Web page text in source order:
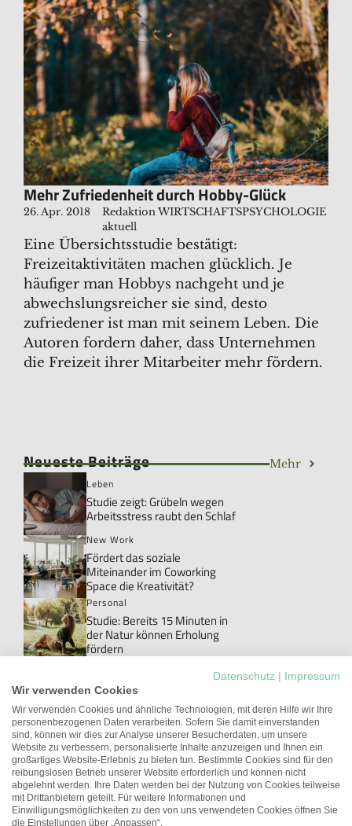
Mehr Zufriedenheit durch Hobby-Glück
26. Apr. 2018
Redaktion WIRTSCHAFTSPSYCHOLOGIE
aktuell
Eine Übersichtsstudie bestätigt:
Freizeitaktivitäten machen glücklich. Je
häufiger man Hobbys nachgeht und je
abwechslungsreicher sie sind, desto
zufriedener ist man mit seinem Leben. Die
Autoren fordern daher, dass Unternehmen
die Freizeit ihrer Mitarbeiter mehr fördern.
Neueste Beiträge Mehr
Leben
Studie zeigt: Grübeln wegen
Arbeitsstress raubt den Schlaf
New Work
Fördert das soziale
Miteinander im Coworking
Space die Kreativität?
Personal
Studie: Bereits 15 Minuten in
der Natur können Erholung
fördern
Danke!: Das Wort, das im Job
meistens ungesagt bleibt
New Work
Studie: Workations können die
Arbeitgeberattraktivität
erhöhen
Führung
Unterschätztes Potenzial:
Datenschutz
Impressum
Wir verwenden Cookies
Wir verwenden Cookies und ähnliche Technologien, mit deren Hilfe wir Ihre
personenbezogenen Daten verarbeiten. Sofern Sie damit einverstanden
sind, können wir dies zur Analyse unserer Besucherdaten, um unsere
Website zu verbessern, personalisierte Inhalte anzuzeigen und Ihnen ein
großartiges Website-Erlebnis zu bieten tun. Bestimmte Cookies sind für den
reibungslosen Betrieb unserer Website erforderlich und können nicht
abgelehnt werden. Ihre Daten werden bei der Nutzung von Cookies teilweise
mit Drittanbietern geteilt. Für weitere Informationen und
Einwilligungsmöglichkeiten zu den von uns verwendeten Cookies öffnen Sie
die Einstellungen über „Anpassen“.